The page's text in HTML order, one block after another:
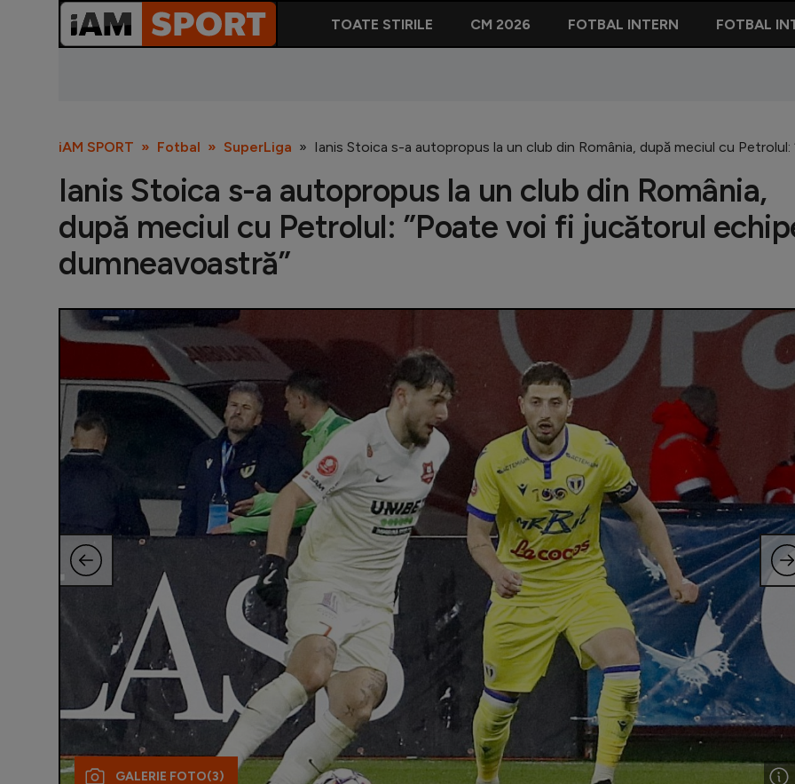
TOATE STIRILE CM 2026 FOTBAL INTERN FOTBAL
iAM SPORT Fotbal SuperLiga Ianis Stoica s-a autopropus la un club din România, după meciul cu
Ianis Stoica s-a autopropus la un club din România,
după meciul cu Petrolul: ”Poate voi fi jucătorul
dumneavoastră”
GALERIE FOTO(3)